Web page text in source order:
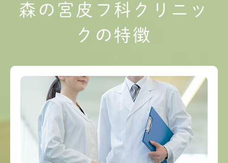
森の宮皮フ科クリニッ
クの特徴